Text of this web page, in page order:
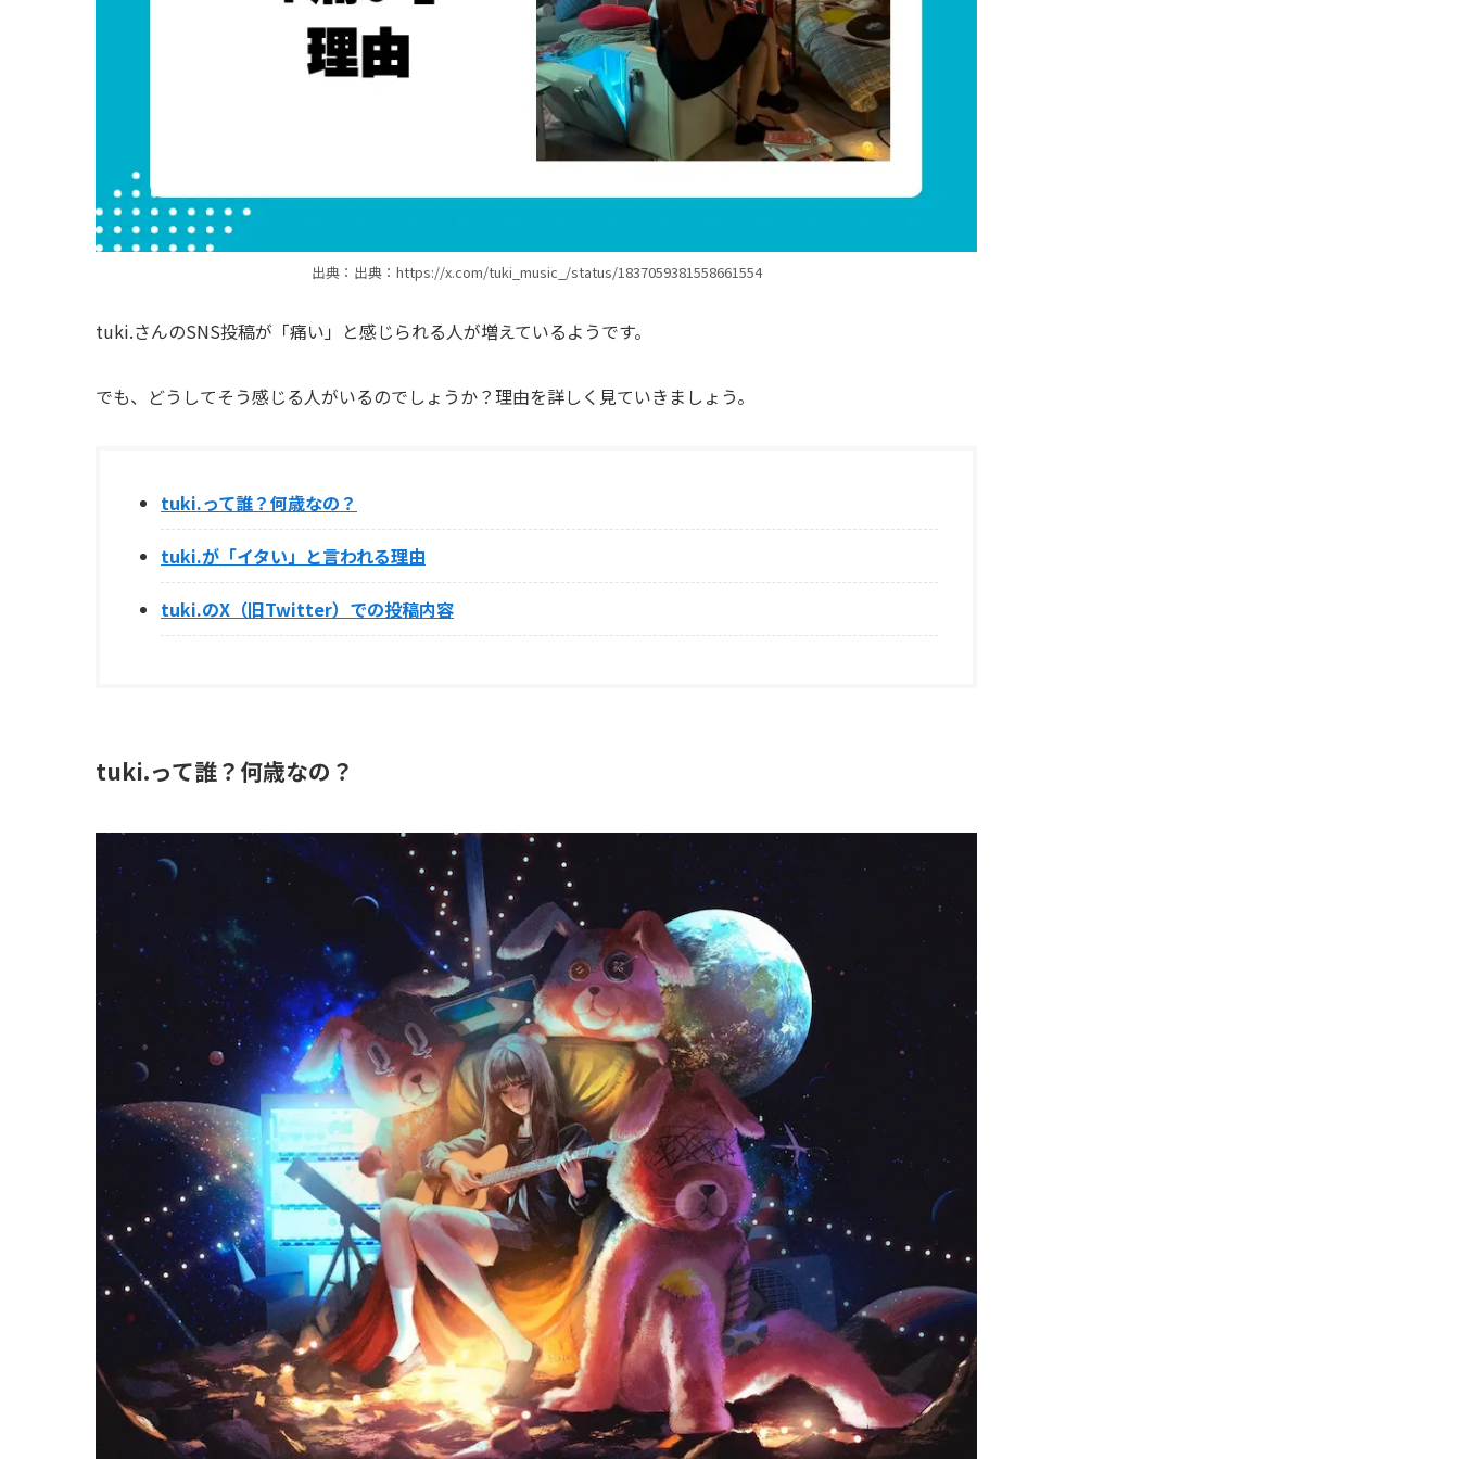
出典：出典：https://x.com/tuki_music_/status/1837059381558661554
tuki.さんのSNS投稿が「痛い」と感じられる人が増えているようです。
でも、どうしてそう感じる人がいるのでしょうか？理由を詳しく見ていきましょう。
tuki.って誰？何歳なの？
tuki.が「イタい」と言われる理由
tuki.のX（旧Twitter）での投稿内容
tuki.って誰？何歳なの？